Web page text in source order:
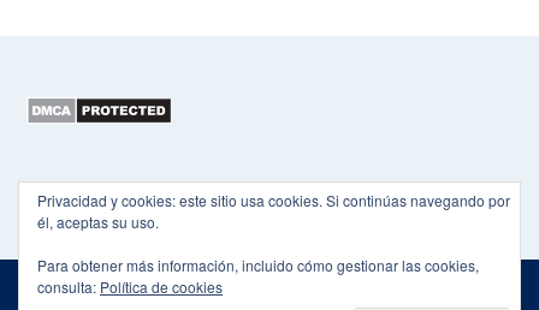
Privacidad y cookies: este sitio usa cookies. Si continúas navegando por
él, aceptas su uso.
Para obtener más información, incluido cómo gestionar las cookies,
consulta: Política de cookies
Copyright 2015-2026 EL HEXÁGONO